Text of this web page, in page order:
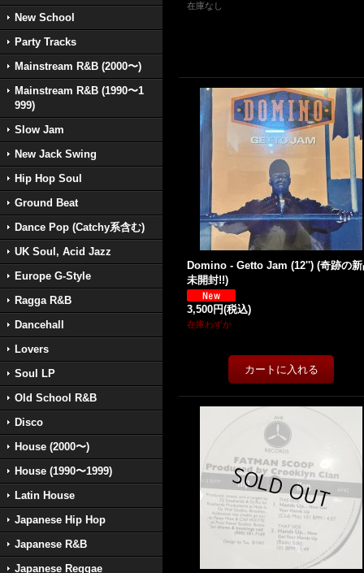
New School
Party Tracks
Mainstream R&B (2000〜)
Mainstream R&B (1990〜1
999)
Slow Jam
New Jack Swing
Hip Hop Soul
Ground Beat
Dance Pop (Catchy系含む)
UK Soul, Acid Jazz
Europe G-Style
Ragga R&B
Dancehall
Lovers
Soul LP
Old School R&B
Disco
House (2000〜)
House (1990〜1999)
Latin House
Japanese Hip Hop
Japanese R&B
Japanese Reggae
在庫なし
Domino - Getto Jam (12'') (奇跡の新
未開封!!)
3,500円(税込)
在庫わずか